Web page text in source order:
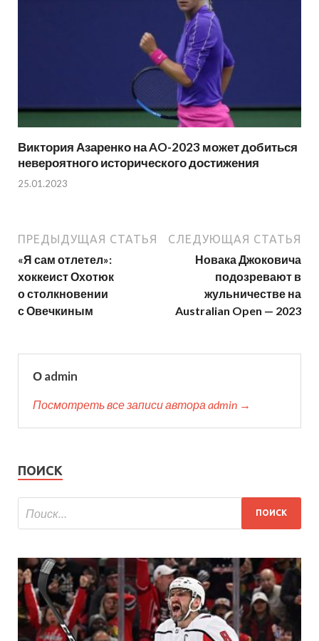
Виктория Азаренко на AO-2023 может добиться
невероятного исторического достижения
25.01.2023
ПРЕДЫДУЩАЯ СТАТЬЯ
«Я сам отлетел»:
хоккеист Охотюк
о столкновении
с Овечкиным
СЛЕДУЮЩАЯ СТАТЬЯ
Новака Джоковича
подозревают в
жульничестве на
Australian Open — 2023
О admin
Посмотреть все записи автора admin →
ПОИСК